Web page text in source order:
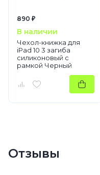
890 ₽
В наличии
Чехол-книжка для
iPad 10 3 загиба
силиконовый с
рамкой Черный
Отзывы